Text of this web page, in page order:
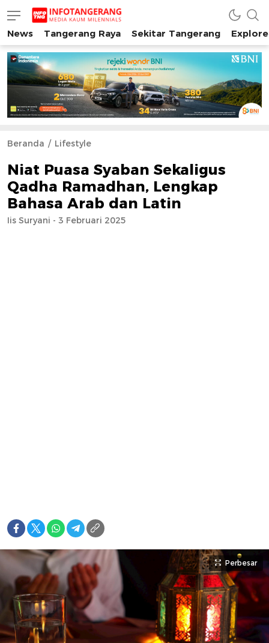
INFO TANGERANG
Media Kaum Millenials Tangerang Raya
News Tangerang Raya Sekitar Tangerang
Beranda Lifestyle
Niat Puasa Syaban Sekaligus
Qadha Ramadhan, Lengkap
Bahasa Arab dan Latin
Iis Suryani - 3 Februari 2025
Perbesar